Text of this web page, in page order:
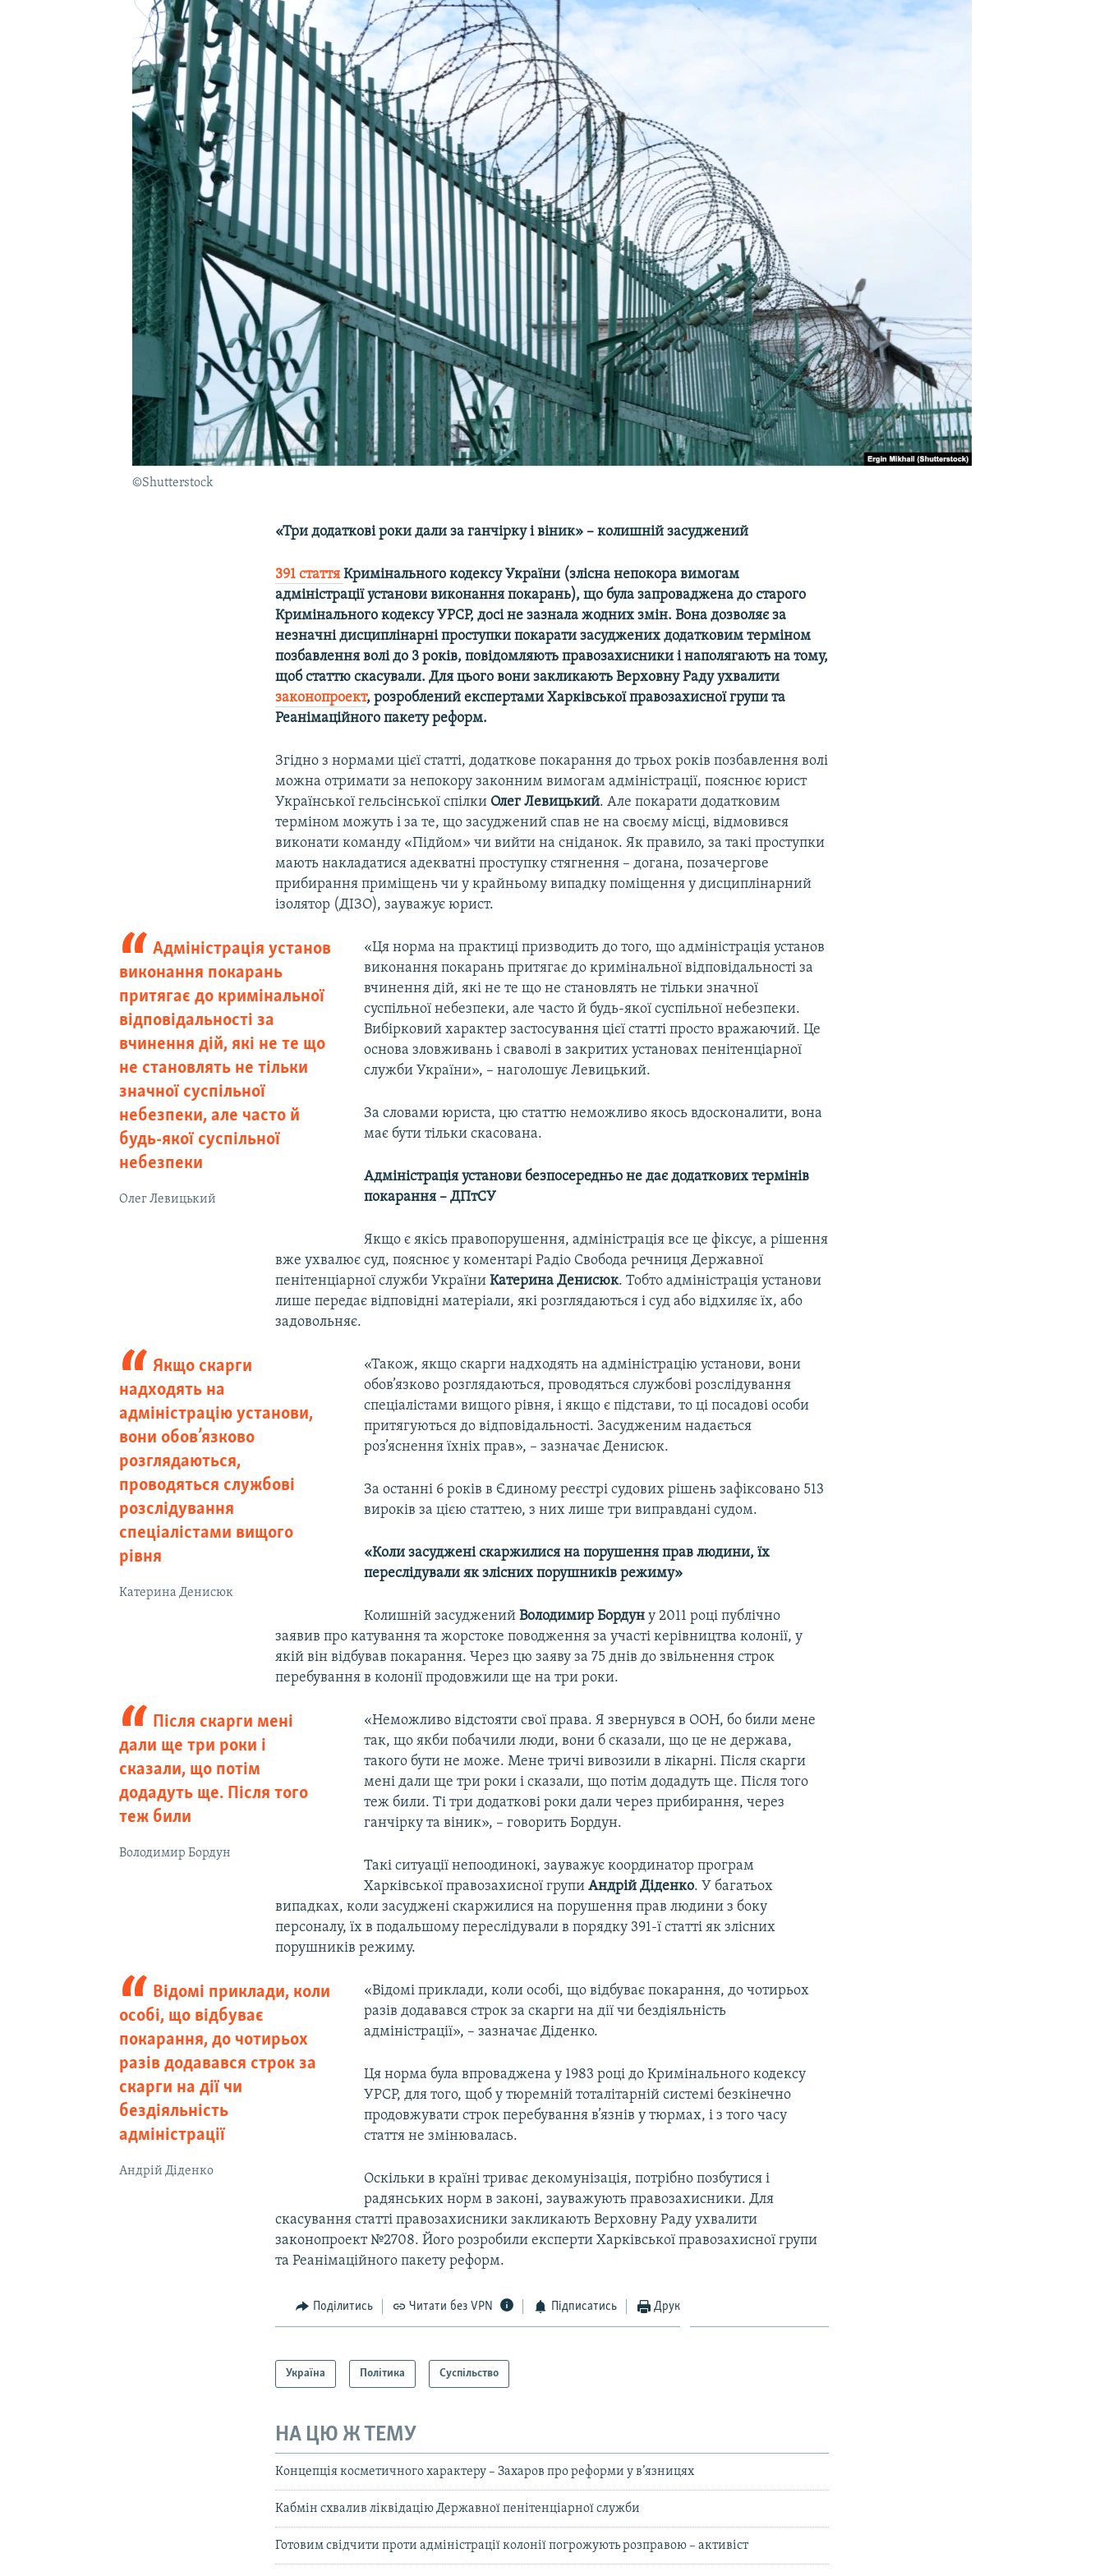
©Shutterstock
«Три додаткові роки дали за ганчірку і віник» – колишній засуджений
391 статтяКримінального кодексу України (злісна непокора вимогам
адміністрації установи виконання покарань), що була запроваджена до старого
Кримінального кодексу УРСР, досі не зазнала жодних змін. Вона дозволяє за
незначні дисциплінарні проступки покарати засуджених додатковим терміном
позбавлення волі до 3 років, повідомляють правозахисники і наполягають на тому,
щоб статтю скасували. Для цього вони закликають Верховну Раду ухвалити
законопроект, розроблений експертами Харківської правозахисної групи та
Реанімаційного пакету реформ.
Згідно з нормами цієї статті, додаткове покарання до трьох років позбавлення волі
можна отримати за непокору законним вимогам адміністрації, пояснює юрист
Української гельсінської спілки Олег Левицький. Але покарати додатковим
терміном можуть і за те, що засуджений спав не на своєму місці, відмовився
виконати команду «Підйом» чи вийти на сніданок. Як правило, за такі проступки
мають накладатися адекватні проступку стягнення – догана, позачергове
прибирання приміщень чи у крайньому випадку поміщення у дисциплінарний
ізолятор (ДІЗО), зауважує юрист.
Адміністрація установ
виконання покарань
притягає до кримінальної
відповідальності за
вчинення дій, які не те що
не становлять не тільки
значної суспільної
небезпеки, але часто й
будь-якої суспільної
небезпеки
Олег Левицький
«Ця норма на практиці призводить до того, що адміністрація установ
виконання покарань притягає до кримінальної відповідальності за
вчинення дій, які не те що не становлять не тільки значної
суспільної небезпеки, але часто й будь-якої суспільної небезпеки.
Вибірковий характер застосування цієї статті просто вражаючий. Це
основа зловживань і сваволі в закритих установах пенітенціарної
служби України», – наголошує Левицький.
За словами юриста, цю статтю неможливо якось вдосконалити, вона
має бути тільки скасована.
Адміністрація установи безпосередньо не дає додаткових термінів
покарання – ДПтСУ
Якщо є якісь правопорушення, адміністрація все це фіксує, а рішення
вже ухвалює суд, пояснює у коментарі Радіо Свобода речниця Державної
пенітенціарної служби УкраїниКатерина Денисюк. Тобто адміністрація установи
лише передає відповідні матеріали, які розглядаються і суд або відхиляє їх, або
задовольняє.
Якщо скарги
надходять на
адміністрацію установи,
вони обов’язково
розглядаються,
проводяться службові
розслідування
спеціалістами вищого
рівня
Катерина Денисюк
«Також, якщо скарги надходять на адміністрацію установи, вони
обов’язково розглядаються, проводяться службові розслідування
спеціалістами вищого рівня, і якщо є підстави, то ці посадові особи
притягуються до відповідальності. Засудженим надається
роз’яснення їхніх прав», – зазначає Денисюк.
За останні 6 років в Єдиному реєстрі судових рішень зафіксовано 513
вироків за цією статтею, з них лише три виправдані судом.
«Коли засуджені скаржилися на порушення прав людини, їх
переслідували як злісних порушників режиму»
Колишній засуджений Володимир Бордуну 2011 році публічно
заявив про катування та жорстоке поводження за участі керівництва колонії, у
якій він відбував покарання. Через цю заяву за 75 днів до звільнення строк
перебування в колонії продовжили ще на три роки.
Після скарги мені
дали ще три роки і
сказали, що потім
додадуть ще. Після того
теж били
Володимир Бордун
«Неможливо відстояти свої права. Я звернувся в ООН, бо били мене
так, що якби побачили люди, вони б сказали, що це не держава,
такого бути не може. Мене тричі вивозили в лікарні. Після скарги
мені дали ще три роки і сказали, що потім додадуть ще. Після того
теж били. Ті три додаткові роки дали через прибирання, через
ганчірку та віник», – говорить Бордун.
Такі ситуації непоодинокі, зауважує координатор програм
Харківської правозахисної групи Андрій Діденко. У багатьох
випадках, коли засуджені скаржилися на порушення прав людини з боку
персоналу, їх в подальшому переслідували в порядку 391-ї статті як злісних
порушників режиму.
Відомі приклади, коли
особі, що відбуває
покарання, до чотирьох
разів додавався строк за
скарги на дії чи
бездіяльність
адміністрації
Андрій Діденко
«Відомі приклади, коли особі, що відбуває покарання, до чотирьох
разів додавався строк за скарги на дії чи бездіяльність
адміністрації», – зазначає Діденко.
Ця норма була впроваджена у 1983 році до Кримінального кодексу
УРСР, для того, щоб у тюремній тоталітарній системі безкінечно
продовжувати строк перебування в’язнів у тюрмах, і з того часу
стаття не змінювалась.
Оскільки в країні триває декомунізація, потрібно позбутися і
радянських норм в законі, зауважують правозахисники. Для
скасування статті правозахисники закликають Верховну Раду ухвалити
законопроект №2708. Його розробили експерти Харківської правозахисної групи
та Реанімаційного пакету реформ.
Поділитись Читати без VPN Підписатись Друк
Україна Політика Суспільство
НА ЦЮ Ж ТЕМУ
Концепція косметичного характеру – Захаров про реформи у в’язницях
Кабмін схвалив ліквідацію Державної пенітенціарної служби
Готовим свідчити проти адміністрації колонії погрожують розправою – активіст